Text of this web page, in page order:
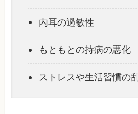
内耳の過敏性
もともとの持病の悪化
ストレスや生活習慣の